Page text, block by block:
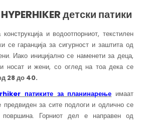
детски патики
и водоотпорниот, текстилен
се гаранција за сигурност и заштита од
Иако иницијално се наменети за деца,
носат и жени, со оглед на тоа дека се
28 до 40.
патиките за планинарење имаат
предвиден за сите подлоги и одлично се
површина. Горниот дел е направен од